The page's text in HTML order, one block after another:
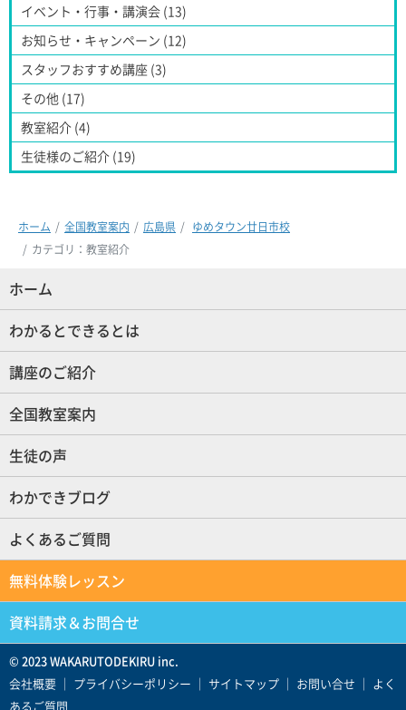
イベント・行事・講演会 (13)
お知らせ・キャンペーン (12)
スタッフおすすめ講座 (3)
その他 (17)
教室紹介 (4)
生徒様のご紹介 (19)
ホーム 全国教室案内 広島県
ゆめタウン廿日市校
カテゴリ：教室紹介
ホーム
わかるとできるとは
講座のご紹介
全国教室案内
生徒の声
わかできブログ
よくあるご質問
無料体験レッスン
資料請求＆お問合せ
© 2023 WAKARUTODEKIRU inc.
会社概要 ｜ プライバシーポリシー ｜ サイトマップ ｜ お問い合せ ｜ よく
あるご質問